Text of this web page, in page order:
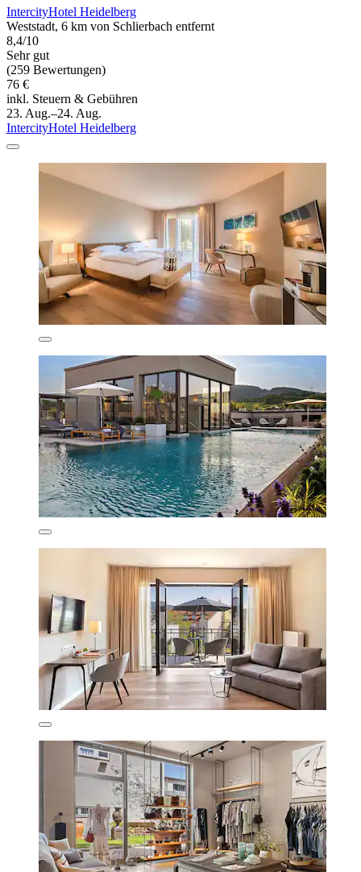
IntercityHotel Heidelberg
Weststadt, 6 km von Schlierbach entfernt
8,4/10
Sehr gut
(259 Bewertungen)
76 €
inkl. Steuern & Gebühren
23. Aug.–24. Aug.
IntercityHotel Heidelberg